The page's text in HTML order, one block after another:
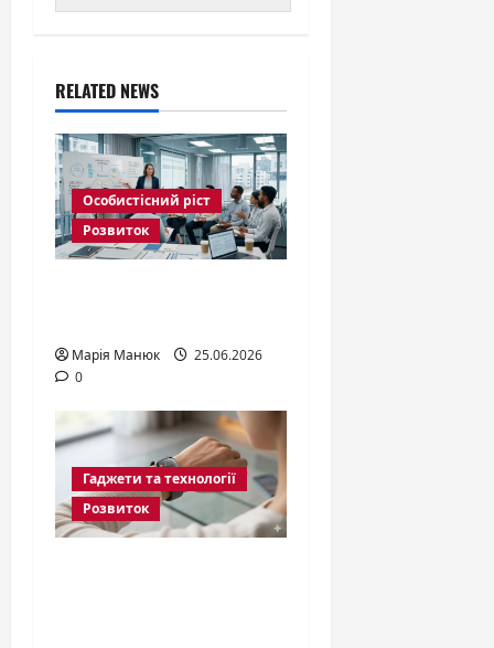
RELATED NEWS
Особистісний ріст
Розвиток
Марія Манюк
25.06.2026
0
Гаджети та технології
Розвиток